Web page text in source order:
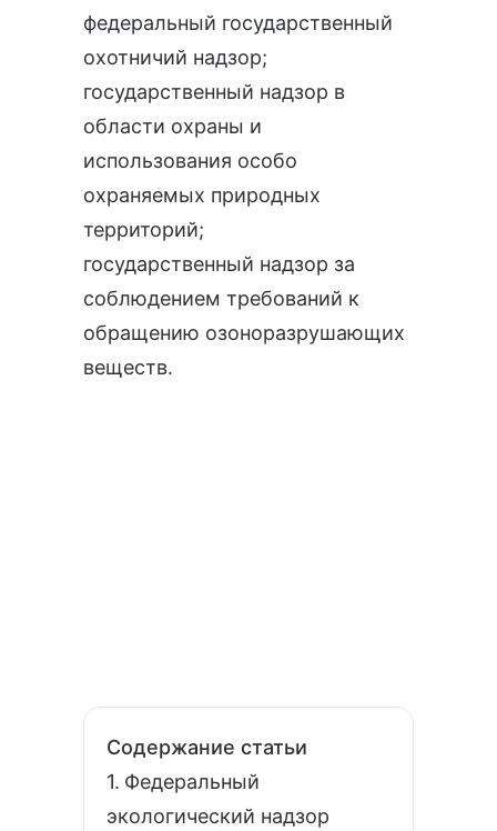
федеральный государственный
охотничий надзор;
государственный надзор в
области охраны и
использования особо
охраняемых природных
территорий;
государственный надзор за
соблюдением требований к
обращению озоноразрушающих
веществ.
Содержание статьи
Федеральный
экологический надзор